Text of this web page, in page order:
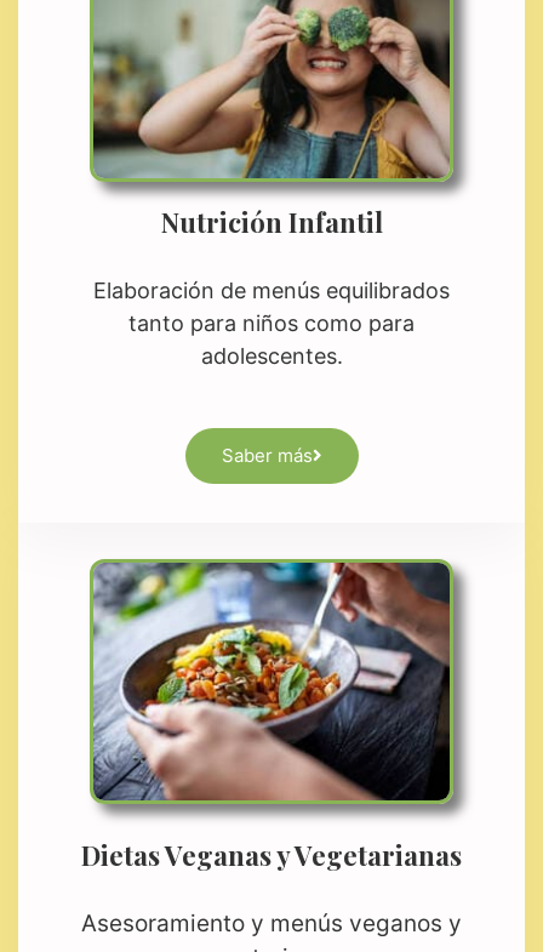
Nutrición Infantil
Elaboración de menús equilibrados
tanto para niños como para
adolescentes.
Saber más
Dietas Veganas y Vegetarianas
Asesoramiento y menús veganos y